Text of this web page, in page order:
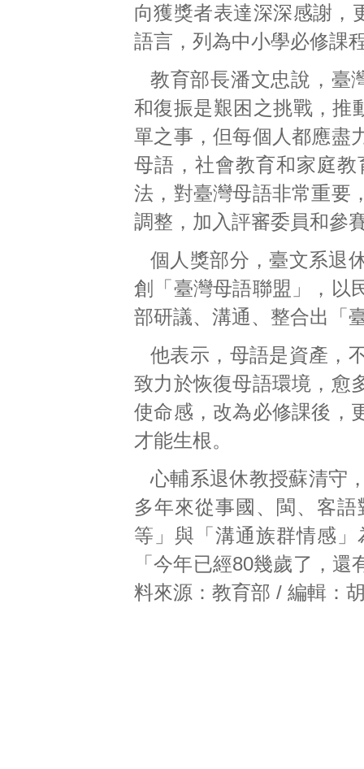
向獲獎者表達深深感謝，
語言，列為中小學必修課
教育部長潘文忠說，臺
和復振是艱困之挑戰，推
單之事，但每個人都應盡
母語，社會教育和家庭
法，對臺灣母語非常重要
調整，加入評審委員和參
個人獎部分，臺文系退
創「臺灣母語聯盟」，以
部研議、溝通、整合出「
他表示，母語是資產，
致力於恢復母語環境，愈
使命感，改為必修課後，
才能生根。
心輔系退休教授蘇清守
多年來從事國、閩、客
等」與「溝通族群情感
「今年已經80幾歲了，
料來源：教育部 / 編輯：